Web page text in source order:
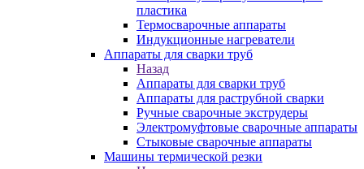
пластика
Термосварочные аппараты
Индукционные нагреватели
Аппараты для сварки труб
Назад
Аппараты для сварки труб
Аппараты для раструбной сварки
Ручные сварочные экструдеры
Электромуфтовые сварочные аппараты
Стыковые сварочные аппараты
Машины термической резки